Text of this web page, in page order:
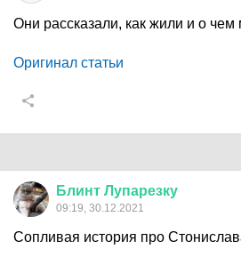
Они рассказали, как жили и о чем
Оригинал статьи
Блинт Лупарезку
09:19, 30.12.2021
Сопливая история про